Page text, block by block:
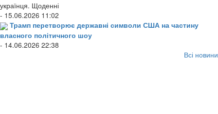
українця. Щоденні
- 15.06.2026 11:02
Трамп перетворює державні символи США на частину
власного політичного шоу
- 14.06.2026 22:38
Всі новини